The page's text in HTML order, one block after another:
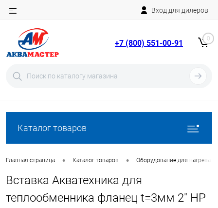
Вход для дилеров
+7 (800) 551-00-91 0
Каталог товаров
Главная страница • Каталог товаров • Оборудование для нагрева
Вставка Акватехника для
теплообменника фланец t=3мм 2" НР